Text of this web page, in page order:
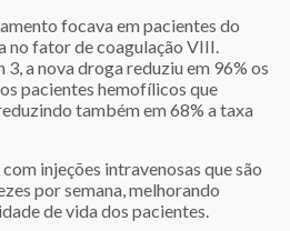
focava em pacientes do
no fator de coagulação VIII.
3, a nova droga reduziu em 96% os
pacientes hemofílicos que
também em 68% a taxa
injeções intravenosas que são
por semana, melhorando
de vida dos pacientes.